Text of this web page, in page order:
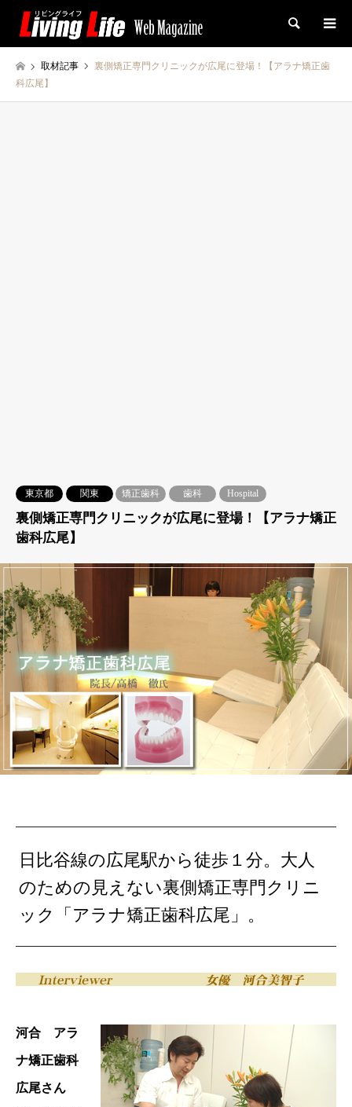
検索
取材記事
裏側矯正専門クリニックが広尾に登場！【アラナ矯正歯
科広尾】
東京都 関東 矯正歯科 歯科 Hospital
裏側矯正専門クリニックが広尾に登場！【アラナ矯正
歯科広尾】
日比谷線の広尾駅から徒歩１分。大人
のための見えない裏側矯正専門クリニ
ック「アラナ矯正歯科広尾」。
河合 アラ
ナ矯正歯科
広尾さん